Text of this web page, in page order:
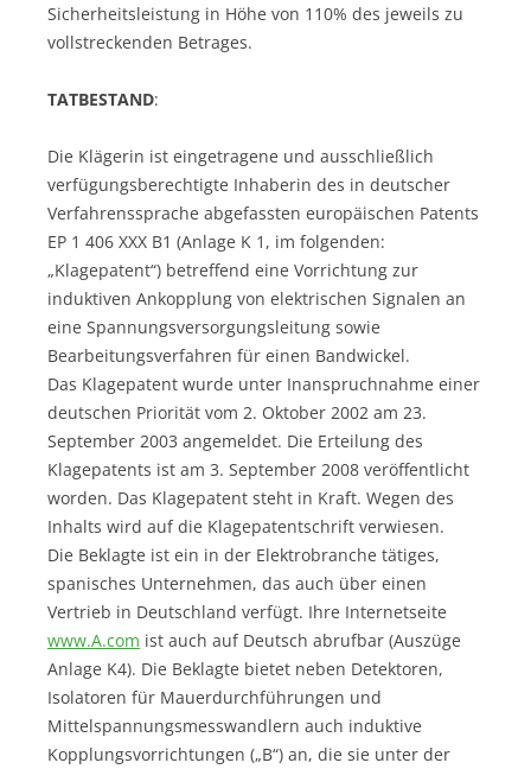
Sicherheitsleistung in Höhe von 110% des jeweils zu
vollstreckenden Betrages.
TATBESTAND:
Die Klägerin ist eingetragene und ausschließlich
verfügungsberechtigte Inhaberin des in deutscher
Verfahrenssprache abgefassten europäischen Patents
EP 1 406 XXX B1 (Anlage K 1, im folgenden:
„Klagepatent“) betreffend eine Vorrichtung zur
induktiven Ankopplung von elektrischen Signalen an
eine Spannungsversorgungsleitung sowie
Bearbeitungsverfahren für einen Bandwickel.
Das Klagepatent wurde unter Inanspruchnahme einer
deutschen Priorität vom 2. Oktober 2002 am 23.
September 2003 angemeldet. Die Erteilung des
Klagepatents ist am 3. September 2008 veröffentlicht
worden. Das Klagepatent steht in Kraft. Wegen des
Inhalts wird auf die Klagepatentschrift verwiesen.
Die Beklagte ist ein in der Elektrobranche tätiges,
spanisches Unternehmen, das auch über einen
Vertrieb in Deutschland verfügt. Ihre Internetseite
www.A.com ist auch auf Deutsch abrufbar (Auszüge
Anlage K4). Die Beklagte bietet neben Detektoren,
Isolatoren für Mauerdurchführungen und
Mittelspannungsmesswandlern auch induktive
Kopplungsvorrichtungen („B“) an, die sie unter der